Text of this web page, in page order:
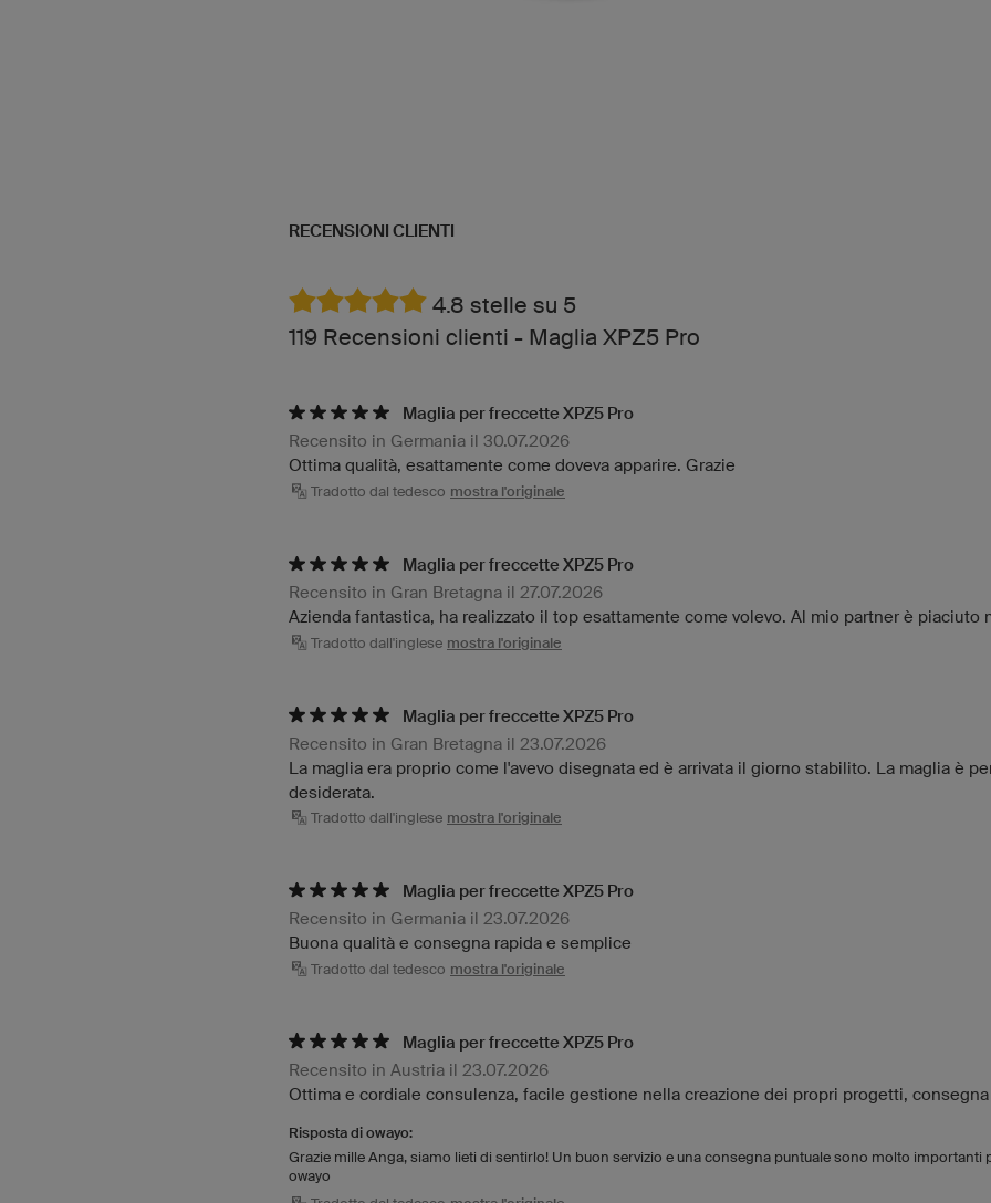
RECENSIONI CLIENTI
4.8 stelle su 5
119 Recensioni clienti - Maglia XPZ5 Pro
Maglia per freccette XPZ5 Pro
Recensito in Germania il 30.07.2026
Ottima qualità, esattamente come doveva apparire. Grazie
Tradotto dal tedesco mostra l'originale
Maglia per freccette XPZ5 Pro
Recensito in Gran Bretagna il 27.07.2026
Azienda fantastica, ha realizzato il top esattamente come volevo. Al mio partner è piaciuto
Tradotto dall'inglese mostra l'originale
Maglia per freccette XPZ5 Pro
Recensito in Gran Bretagna il 23.07.2026
La maglia era proprio come l'avevo disegnata ed è arrivata il giorno stabilito. La maglia è
desiderata.
Tradotto dall'inglese mostra l'originale
Maglia per freccette XPZ5 Pro
Recensito in Germania il 23.07.2026
Buona qualità e consegna rapida e semplice
Tradotto dal tedesco mostra l'originale
Maglia per freccette XPZ5 Pro
Recensito in Austria il 23.07.2026
Ottima e cordiale consulenza, facile gestione nella creazione dei propri progetti,
Risposta di owayo:
Grazie mille Anga, siamo lieti di sentirlo! Un buon servizio e una consegna puntuale sono molto importanti
owayo